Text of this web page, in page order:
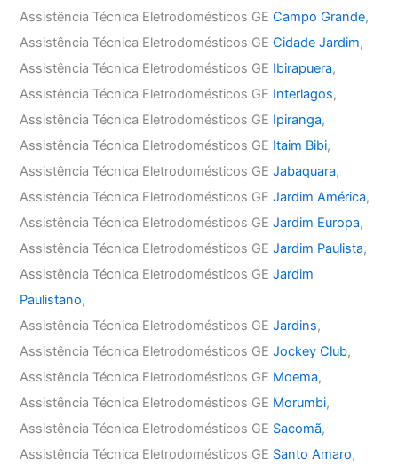
Assistência Técnica Eletrodomésticos GECampo Grande,
Assistência Técnica Eletrodomésticos GECidade Jardim,
Assistência Técnica Eletrodomésticos GE Ibirapuera,
Assistência Técnica Eletrodomésticos GE Interlagos,
Assistência Técnica Eletrodomésticos GE Ipiranga,
Assistência Técnica Eletrodomésticos GE Itaim Bibi,
Assistência Técnica Eletrodomésticos GEJabaquara,
Assistência Técnica Eletrodomésticos GEJardim América,
Assistência Técnica Eletrodomésticos GEJardim Europa,
Assistência Técnica Eletrodomésticos GEJardim Paulista,
Assistência Técnica Eletrodomésticos GEJardim
Paulistano,
Assistência Técnica Eletrodomésticos GEJardins,
Assistência Técnica Eletrodomésticos GEJockey Club,
Assistência Técnica Eletrodomésticos GE Moema,
Assistência Técnica Eletrodomésticos GE Morumbi,
Assistência Técnica Eletrodomésticos GE Sacomã,
Assistência Técnica Eletrodomésticos GE Santo Amaro,